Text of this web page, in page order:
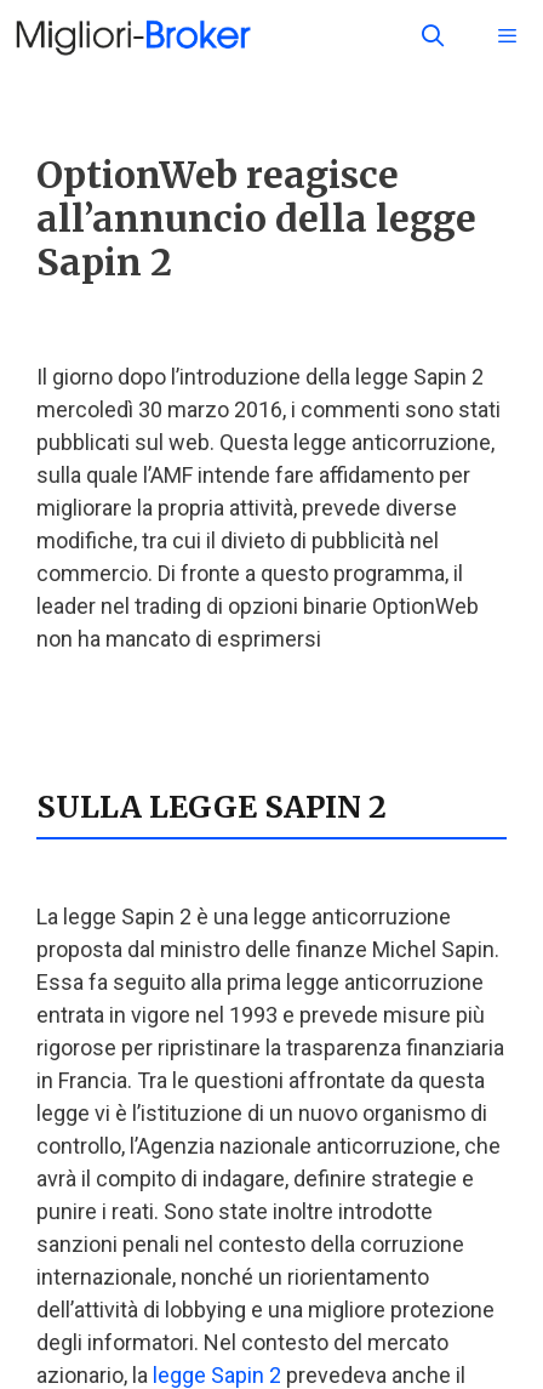
OptionWeb reagisce
all’annuncio della legge
Sapin 2
Il giorno dopo l’introduzione della legge Sapin 2
mercoledì 30 marzo 2016, i commenti sono stati
pubblicati sul web. Questa legge anticorruzione,
sulla quale l’AMF intende fare affidamento per
migliorare la propria attività, prevede diverse
modifiche, tra cui il divieto di pubblicità nel
commercio. Di fronte a questo programma, il
leader nel trading di opzioni binarie OptionWeb
non ha mancato di esprimersi
SULLA LEGGE SAPIN 2
La legge Sapin 2 è una legge anticorruzione
proposta dal ministro delle finanze Michel Sapin.
Essa fa seguito alla prima legge anticorruzione
entrata in vigore nel 1993 e prevede misure più
rigorose per ripristinare la trasparenza finanziaria
in Francia. Tra le questioni affrontate da questa
legge vi è l’istituzione di un nuovo organismo di
controllo, l’Agenzia nazionale anticorruzione, che
avrà il compito di indagare, definire strategie e
punire i reati. Sono state inoltre introdotte
sanzioni penali nel contesto della corruzione
internazionale, nonché un riorientamento
dell’attività di lobbying e una migliore protezione
degli informatori. Nel contesto del mercato
azionario, la legge Sapin 2 prevedeva anche il